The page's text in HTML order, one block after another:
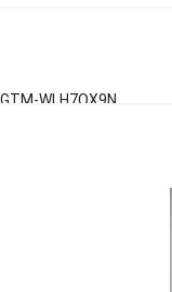
GTM-WLH7QX9N